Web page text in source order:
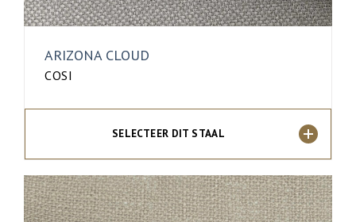
ARIZONA CLOUD
COSI
SELECTEER DIT STAAL